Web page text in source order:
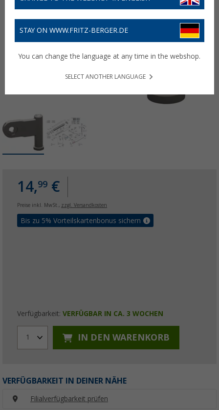
14,99 €
Preise inkl. MwSt., zzgl. Versandkosten
Bis zu 5% Vorteilskartenbonus sichern
Verfügbarkeit: VERFÜGBAR IN CA. 3 WOCHEN
1 IN DEN WARENKORB
VERFÜGBARKEIT IN DEINER NÄHE
Filialverfügbarkeit prüfen
STAY ON WWW.FRITZ-BERGER.DE
You can change the language at any time in the webshop.
SELECT ANOTHER LANGUAGE